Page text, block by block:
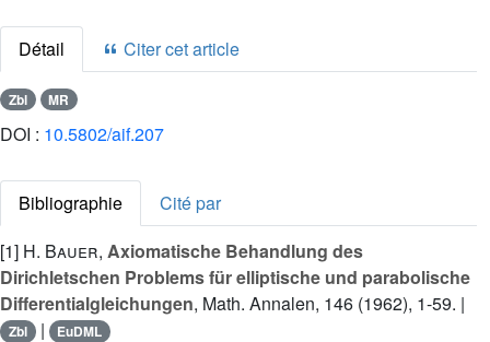
Détail Citer cet article
Zbl MR
DOI : 10.5802/aif.207
Bibliographie
Cité par
[1] H. Bauer, Axiomatische Behandlung des
Dirichletschen Problems für elliptische und parabolische
Differentialgleichungen, Math. Annalen, 146 (1962), 1-59. |
Zbl | EuDML